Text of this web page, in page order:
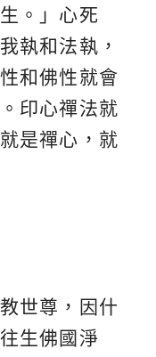
。」心死
執和法執，
和佛性就會
印心禪法就
是禪心，就
世尊，因什
生佛國淨